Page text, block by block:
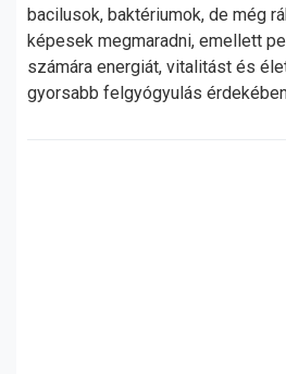
bacilusok, baktériumok, de még
képesek megmaradni, emellett
számára energiát, vitalitást és
gyorsabb felgyógyulás